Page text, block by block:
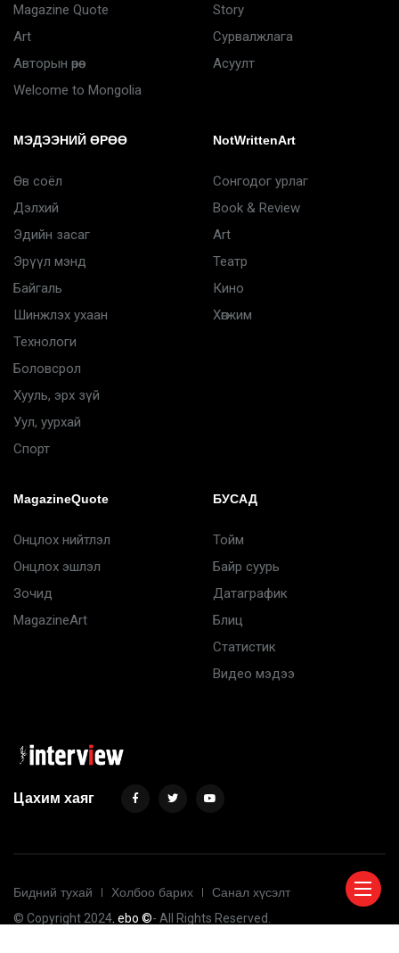
Magazine Quote
Art
Авторын өрөө
Welcome to Mongolia
Story
Сурвалжлага
Асуулт
МЭДЭЭНИЙ ӨРӨӨ
Өв соёл
Дэлхий
Эдийн засаг
Эрүүл мэнд
Байгаль
Шинжлэх ухаан
Технологи
Боловсрол
Хууль, эрх зүй
Уул, уурхай
Спорт
NotWrittenArt
Сонгодог урлаг
Book & Review
Art
Театр
Кино
Хөгжим
MagazineQuote
Онцлох нийтлэл
Онцлох эшлэл
Зочид
MagazineArt
БУСАД
Тойм
Байр суурь
Датаграфик
Блиц
Статистик
Видео мэдээ
Цахим хаяг
Бидний тухай Холбоо барих
Санал хүсэлт
© Copyright 2024 . ebo ©- All Rights Reserved.